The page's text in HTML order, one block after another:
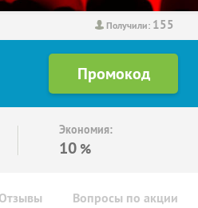
Получили: 155
Экономия:
10 %
Отзывы Вопросы по акции